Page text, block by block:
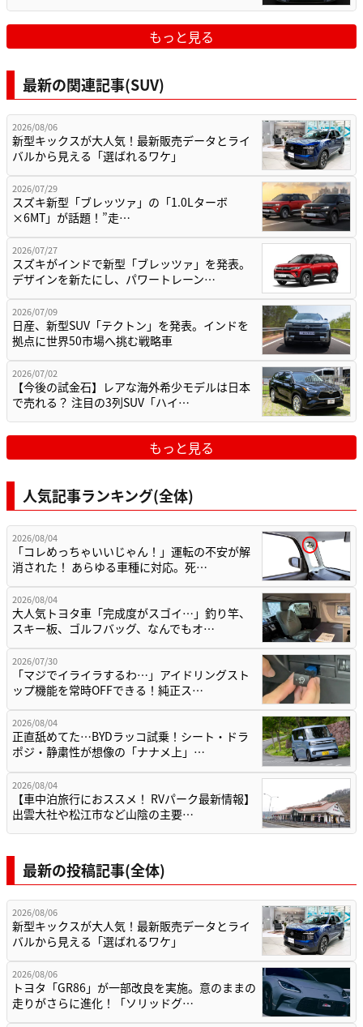
もっと見る
最新の関連記事(SUV)
2026/08/06
新型キックスが大人気！最新販売データとライ
バルから見える「選ばれるワケ」
2026/07/29
スズキ新型「ブレッツァ」の「1.0Lターボ
×6MT」が話題！”走…
2026/07/27
スズキがインドで新型「ブレッツァ」を発表。
デザインを新たにし、パワートレーン…
2026/07/09
日産、新型SUV「テクトン」を発表。インドを
拠点に世界50市場へ挑む戦略車
2026/07/02
【今後の試金石】レアな海外希少モデルは日本
で売れる？ 注目の3列SUV「ハイ…
もっと見る
人気記事ランキング(全体)
2026/08/04
「コレめっちゃいいじゃん！」運転の不安が解
消された！ あらゆる車種に対応。死…
2026/08/04
大人気トヨタ車「完成度がスゴイ…」釣り竿、
スキー板、ゴルフバッグ、なんでもオ…
2026/07/30
「マジでイライラするわ…」アイドリングスト
ップ機能を常時OFFできる！純正ス…
2026/08/04
正直舐めてた…BYDラッコ試乗！シート・ドラ
ポジ・静粛性が想像の「ナナメ上」…
2026/08/04
【車中泊旅行におススメ！ RVパーク最新情報】
出雲大社や松江市など山陰の主要…
最新の投稿記事(全体)
2026/08/06
新型キックスが大人気！最新販売データとライ
バルから見える「選ばれるワケ」
2026/08/06
トヨタ「GR86」が一部改良を実施。意のままの
走りがさらに進化！「ソリッドグ…